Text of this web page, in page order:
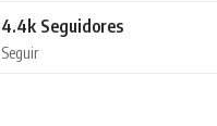
4.4k Seguidores
Seguir